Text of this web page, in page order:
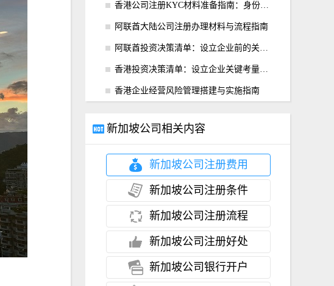
香港公司注册KYC材料准备指南：身份证明与地址核实
阿联酋大陆公司注册办理材料与流程指南
阿联酋投资决策清单：设立企业前的关键考量
香港投资决策清单：设立企业关键考量指南
香港企业经营风险管理搭建与实施指南
新加坡公司相关内容
新加坡公司注册费用
新加坡公司注册条件
新加坡公司注册流程
新加坡公司注册好处
新加坡公司银行开户